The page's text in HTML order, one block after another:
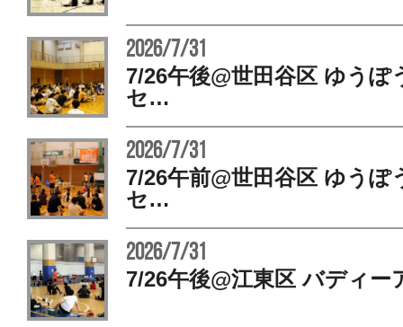
2026/7/31
7/26午後@世田谷区 ゆうぽ
セ…
2026/7/31
7/26午前@世田谷区 ゆうぽ
セ…
2026/7/31
7/26午後@江東区 バディ